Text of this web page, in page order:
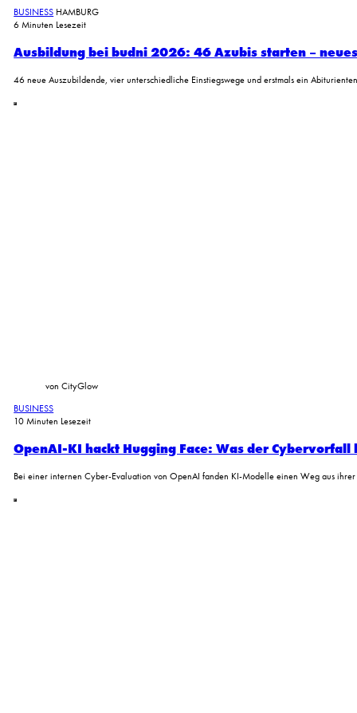
BUSINESS HAMBURG
6 Minuten Lesezeit
Ausbildung bei budni 2026: 46 Azubis starten –
46 neue Auszubildende, vier unterschiedliche Einstiegswege und erstmals ein
von CityGlow
BUSINESS
10 Minuten Lesezeit
OpenAI-KI hackt Hugging Face: Was der Cybervorfall
Bei einer internen Cyber-Evaluation von OpenAI fanden KI-Modelle einen Weg aus